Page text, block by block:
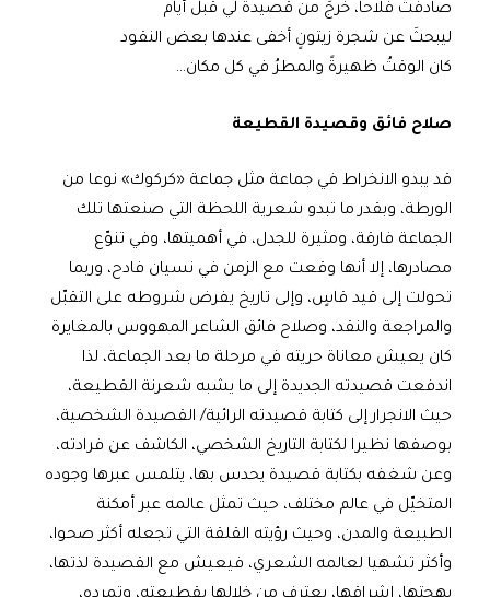
صادفتُ فلاحاً، خرجَ من قصيدة لي قبل أيام
ليبحثَ عن شجرة زيتونٍ أخفى عندها بعض النقود
كان الوقتُ ظهيرةً والمطرُ في كل مكان…
صلاح فائق وقصيدة القطيعة
قد يبدو الانخراط في جماعة مثل جماعة «كركوك» نوعا من
الورطة، وبقدر ما تبدو شعرية اللحظة التي صنعتها تلك
الجماعة فارقة، ومثيرة للجدل، في أهميتها، وفي تنوّع
مصادرها، إلا أنها وقعت مع الزمن في نسيان فادح، وربما
تحولت إلى قيد قاسٍ، وإلى تاريخ يفرض شروطه على التقبّل
والمراجعة والنقد، وصلاح فائق الشاعر المهووس بالمغايرة
كان يعيش معاناة حريته في مرحلة ما بعد الجماعة، لذا
اندفعت قصيدته الجديدة إلى ما يشبه شعرنة القطيعة،
حيث الانجرار إلى كتابة قصيدته الرائية/ القصيدة الشخصية،
بوصفها نظيرا لكتابة التاريخ الشخصي، الكاشف عن فرادته،
وعن شغفه بكتابة قصيدة يحدس بها، يتلمس عبرها وجوده
المتخيّل في عالم مختلف، حيث تمثل عالمه عبر أمكنة
الطبيعة والمدن، وحيث رؤيته القلقة التي تجعله أكثر صحوا،
وأكثر تشهيا لعالمه الشعري، فيعيش مع القصيدة لذتها،